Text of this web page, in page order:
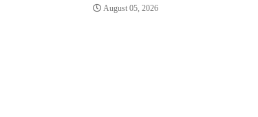
August 05, 2026